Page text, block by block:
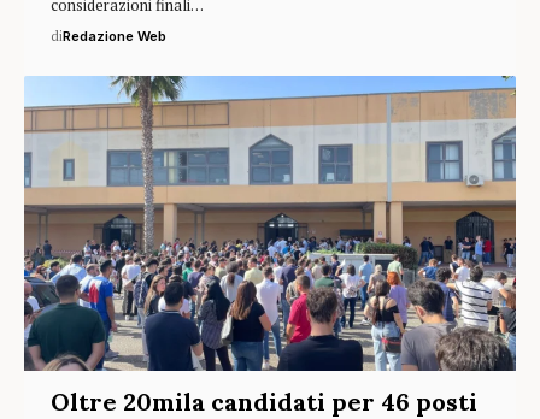
considerazioni finali…
diRedazione Web
Oltre 20mila candidati per 46 posti